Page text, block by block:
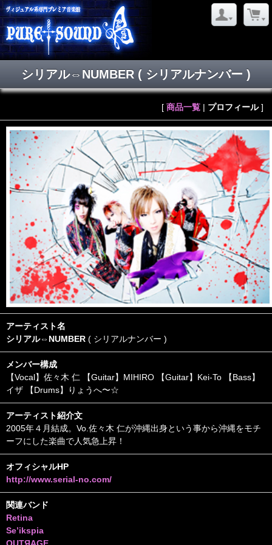
シリアル⇔NUMBER ( シリアルナンバー )
[ 商品一覧 | プロフィール]
アーティスト名
シリアル⇔NUMBER ( シリアルナンバー )
メンバー構成
【Vocal】佐々木 仁 【Guitar】MIHIRO 【Guitar】Kei-To 【Bass】
イザ 【Drums】りょうへ〜☆
アーティスト紹介文
2005年４月結成。Vo.佐々木 仁が沖縄出身という事から沖縄をモチ
ーフにした楽曲で人気急上昇！
オフィシャルHP
http://www.serial-no.com/
関連バンド
Retina
Se’ikspia